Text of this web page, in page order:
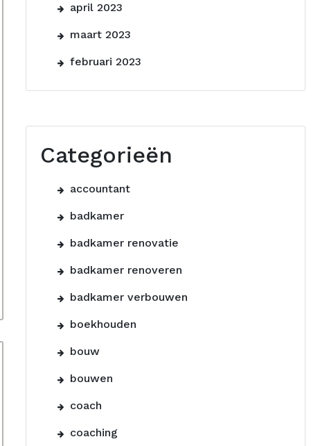
april 2023
maart 2023
februari 2023
Categorieën
accountant
badkamer
badkamer renovatie
badkamer renoveren
badkamer verbouwen
boekhouden
bouw
bouwen
coach
coaching